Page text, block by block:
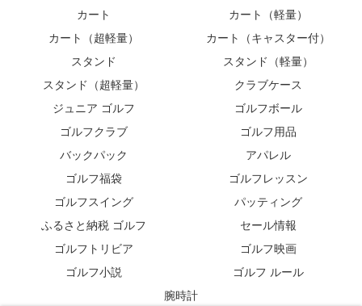
カート
カート（軽量）
カート（超軽量）
カート（キャスター付）
スタンド
スタンド（軽量）
スタンド（超軽量）
クラブケース
ジュニア ゴルフ
ゴルフボール
ゴルフクラブ
ゴルフ用品
バックパック
アパレル
ゴルフ福袋
ゴルフレッスン
ゴルフスイング
パッティング
ふるさと納税 ゴルフ
セール情報
ゴルフトリビア
ゴルフ映画
ゴルフ小説
ゴルフ ルール
腕時計